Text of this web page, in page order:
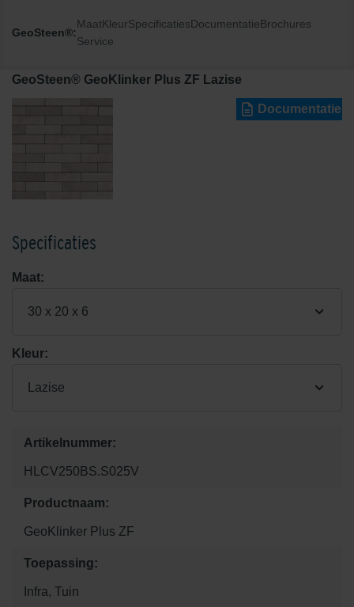
GeoSteen®:
MaatKleurSpecificatiesDocumentatieBrochures
Service
GeoSteen® GeoKlinker Plus ZF Lazise
Documentatie
Specificaties
Maat:
30 x 20 x 6
Kleur:
Lazise
Artikelnummer:
HLCV250BS.S025V
Productnaam:
GeoKlinker Plus ZF
Toepassing:
Infra, Tuin